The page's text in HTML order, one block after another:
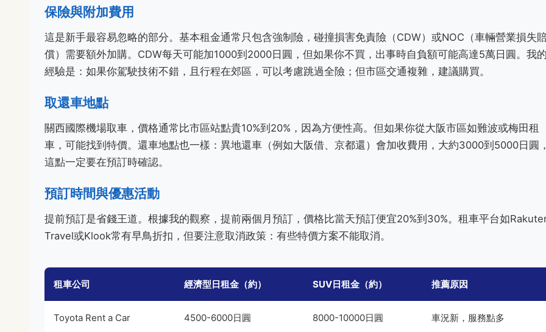
保險與附加費用
這是新手最容易忽略的部分。基本租金通常只包含強制險，碰撞損害免責險（CDW）或NOC（車輛營業損失
償）需要額外加購。CDW每天可能加1000到2000日圓，但如果你不買，出事時自負額可能高達5萬日圓。我
經驗是：如果你駕駛技術不錯，且行程在郊區，可以考慮跳過全險；但市區交通複雜，建議購買。
取還車地點
關西國際機場取車，價格通常比市區站點貴10%到20%，因為方便性高。但如果你從大阪市區如難波或梅田租
車，可能找到特價。還車地點也一樣：異地還車（例如大阪借、京都還）會加收費用，大約3000到5000日圓
這點一定要在預訂時確認。
預訂時間與優惠活動
提前預訂是省錢王道。根據我的觀察，提前兩個月預訂，價格比當天預訂便宜20%到30%。租車平台如
Travel或Klook常有早鳥折扣，但要注意取消政策：有些特價方案不能取消。
租車公司 經濟型日租金（約） SUV日租金（約） 推薦原因
Toyota Rent a Car 4500-6000日圓 8000-10000日圓 車況新，服務點多